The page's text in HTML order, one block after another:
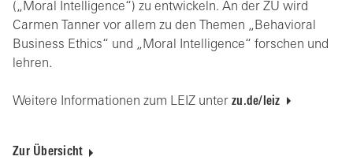
(„Moral Intelligence“) zu entwickeln. An der ZU wird
Carmen Tanner vor allem zu den Themen „Behavioral
Business Ethics“ und „Moral Intelligence“ forschen und
lehren.
Weitere Informationen zum LEIZ unter zu.de/leiz
Zur Übersicht